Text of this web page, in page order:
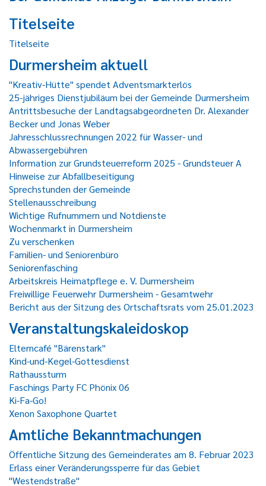
Titelseite
Titelseite
Durmersheim aktuell
"Kreativ-Hütte" spendet Adventsmarkterlös
25-jähriges Dienstjubiläum bei der Gemeinde Durmersheim
Antrittsbesuche der Landtagsabgeordneten Dr. Alexander
Becker und Jonas Weber
Jahresschlussrechnungen 2022 für Wasser- und
Abwassergebühren
Information zur Grundsteuerreform 2025 - Grundsteuer A
Hinweise zur Abfallbeseitigung
Sprechstunden der Gemeinde
Stellenausschreibung
Wichtige Rufnummern und Notdienste
Wochenmarkt in Durmersheim
Zu verschenken
Familien- und Seniorenbüro
Seniorenfasching
Arbeitskreis Heimatpflege e. V. Durmersheim
Freiwillige Feuerwehr Durmersheim - Gesamtwehr
Bericht aus der Sitzung des Ortschaftsrats vom 25.01.2023
Veranstaltungskaleidoskop
Elterncafé "Bärenstark"
Kind-und-Kegel-Gottesdienst
Rathaussturm
Faschings Party FC Phönix 06
Ki-Fa-Go!
Xenon Saxophone Quartet
Amtliche Bekanntmachungen
Öffentliche Sitzung des Gemeinderates am 8. Februar 2023
Erlass einer Veränderungssperre für das Gebiet
"Westendstraße"